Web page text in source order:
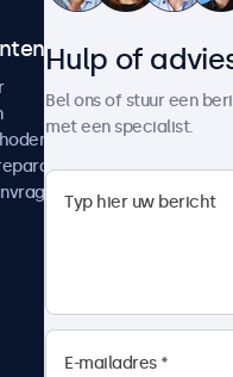
Hulp of
Bel ons of stuur een
met een specialist.